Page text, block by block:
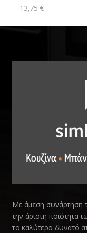
13,75 €
Με άμεση συνάρτηση
την άριστη ποιότητα
το καλύτερο δυνατό